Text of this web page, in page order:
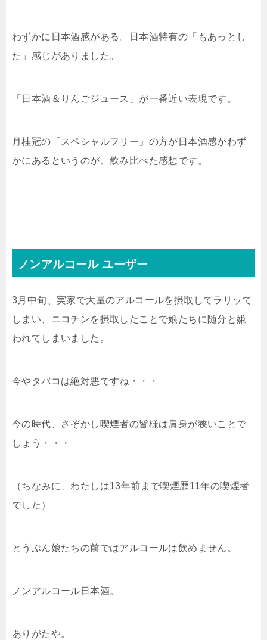
わずかに日本酒感がある。日本酒特有の「もあっとし
た」感じがありました。
「日本酒＆りんごジュース」が一番近い表現です。
月桂冠の「スペシャルフリー」の方が日本酒感がわず
かにあるというのが、飲み比べた感想です。
ノンアルコール ユーザー
3月中旬、実家で大量のアルコールを摂取してラリッて
しまい、ニコチンを摂取したことで娘たちに随分と嫌
われてしまいました。
今やタバコは絶対悪ですね・・・
今の時代、さぞかし喫煙者の皆様は肩身が狭いことで
しょう・・・
（ちなみに、わたしは13年前まで喫煙歴11年の喫煙者
でした）
とうぶん娘たちの前ではアルコールは飲めません。
ノンアルコール日本酒。
ありがたや。